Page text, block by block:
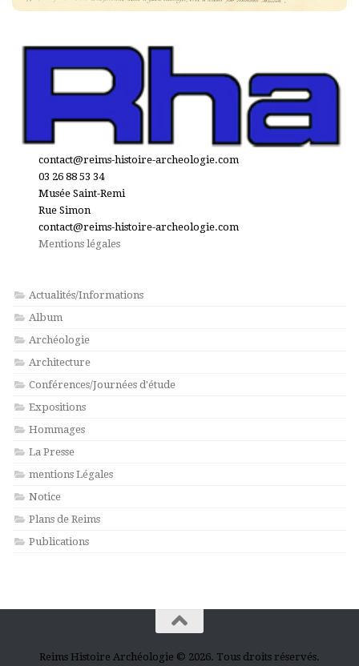
contact@reims-histoire-archeologie.com
03 26 88 53 34
Musée Saint-Remi
Rue Simon
contact@reims-histoire-archeologie.com
Mentions légales
Actualités/Informations
Album
Archéologie
Architecture
Conférences/Journées d'étude
Expositions
Hommages
La Presse
mentions Légales
Notice
Plans de Reims
Publications
Reims Histoire Archéologie © 2026. Tous droits réservés.